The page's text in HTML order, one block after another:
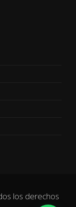
los derechos